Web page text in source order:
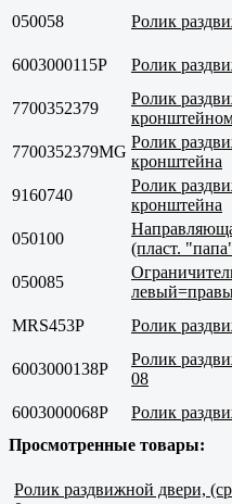
050058 Ролик
6003000115P
Ролик
7700352379
Ролик
7700352379MG
Ролик
кронштейна
9160740
Ролик
кронштейна
050100
(пласт.
050085
MRS453P
Ролик
6003000138P
Ролик
08
6003000068P
Ролик
Просмотренные товары:
Ролик раздвижной двери,